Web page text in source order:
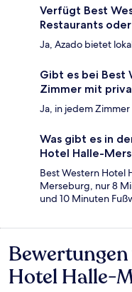
Verfügt Best
Restaurants
Ja, Azado bietet
Gibt es bei Best
Zimmer mit
Ja, in jedem
Was gibt es in
Hotel Halle-
Best Western Hotel
Merseburg, nur 8
und 10 Minuten
Bewertungen
Hotel Halle-